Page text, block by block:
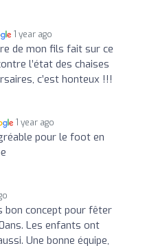
1 year ago
de mon fils fait sur ce
l’état des chaises
c’est honteux !!!
1 year ago
pour le foot en
bon concept pour fêter
Les enfants ont
Une bonne équipe,